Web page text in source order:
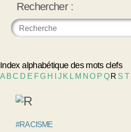
Rechercher :
Index alphabétique des mots clefs
A BC D E FG H J K L M NO P Q R S T
#RACISME